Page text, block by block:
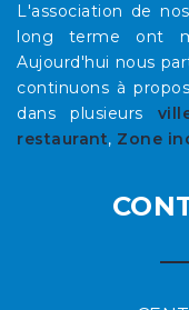
L'association de
long terme ont
Aujourd'hui nous
continuons à
dans plusieurs
restaurant, Zone